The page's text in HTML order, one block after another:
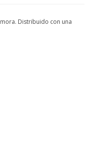
Distribuido con una